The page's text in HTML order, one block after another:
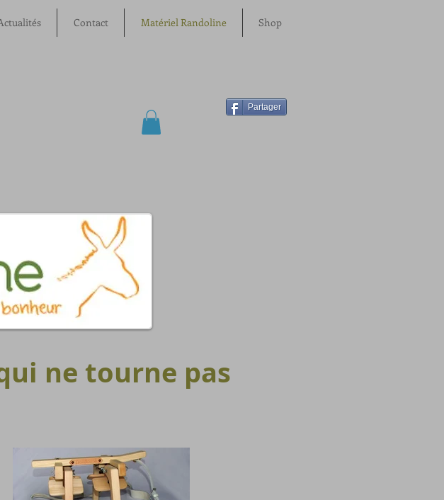
Contact Matériel Randoline Shop
Partager
ne tourne pas